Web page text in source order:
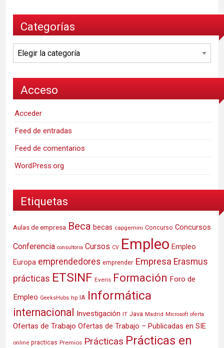
Categorías
Categorías
Acceso
Acceder
Feed de entradas
Feed de comentarios
WordPress.org
Etiquetas
Aulas de empresa Beca becas capgemini Concurso Concursos
Conferencia consultoria Cursos CV Empleo Empleo
Europa emprendedores emprender Empresa Erasmus
prácticas ETSINF Everis Formación Foro de
Empleo GeeksHubs hp IA Informática
internacional Investigación IT Java Madrid Microsoft oferta
Ofertas de Trabajo Ofertas de Trabajo – Publicadas en SIE
online practicas Premios Prácticas Prácticas en